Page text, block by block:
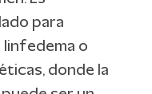
para
o
donde la